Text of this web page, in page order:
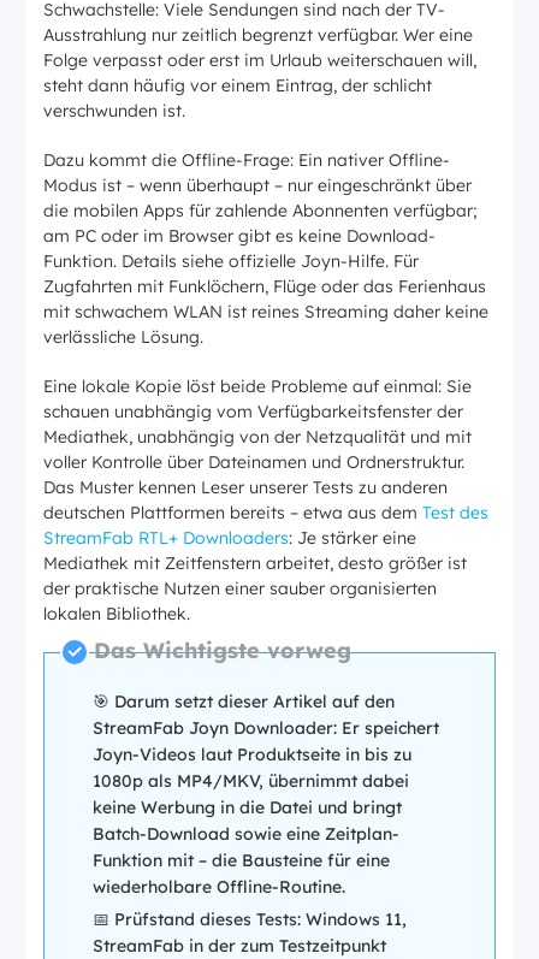
Schwachstelle: Viele Sendungen sind nach der TV-
Ausstrahlung nur zeitlich begrenzt verfügbar. Wer eine
Folge verpasst oder erst im Urlaub weiterschauen will,
steht dann häufig vor einem Eintrag, der schlicht
verschwunden ist.
Dazu kommt die Offline-Frage: Ein nativer Offline-
Modus ist – wenn überhaupt – nur eingeschränkt über
die mobilen Apps für zahlende Abonnenten verfügbar;
am PC oder im Browser gibt es keine Download-
Funktion. Details siehe offizielle Joyn-Hilfe. Für
Zugfahrten mit Funklöchern, Flüge oder das Ferienhaus
mit schwachem WLAN ist reines Streaming daher keine
verlässliche Lösung.
Eine lokale Kopie löst beide Probleme auf einmal: Sie
schauen unabhängig vom Verfügbarkeitsfenster der
Mediathek, unabhängig von der Netzqualität und mit
voller Kontrolle über Dateinamen und Ordnerstruktur.
Das Muster kennen Leser unserer Tests zu anderen
deutschen Plattformen bereits – etwa aus demTest des
StreamFab RTL+ Downloaders: Je stärker eine
Mediathek mit Zeitfenstern arbeitet, desto größer ist
der praktische Nutzen einer sauber organisierten
lokalen Bibliothek.
Das Wichtigste vorweg
🎯 Darum setzt dieser Artikel auf den
StreamFab Joyn Downloader: Er speichert
Joyn-Videos laut Produktseite in bis zu
1080p als MP4/MKV, übernimmt dabei
keine Werbung in die Datei und bringt
Batch-Download sowie eine Zeitplan-
Funktion mit – die Bausteine für eine
wiederholbare Offline-Routine.
📅 Prüfstand dieses Tests: Windows 11,
StreamFab in der zum Testzeitpunkt